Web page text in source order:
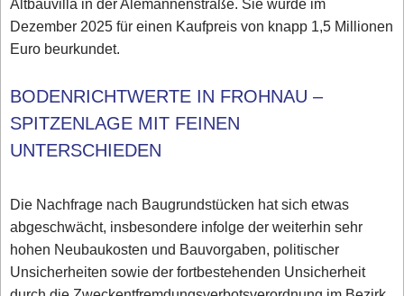
Dezember 2025 für einen Kaufpreis von knapp 1,5 Millionen
Euro beurkundet.
BODENRICHTWERTE IN FROHNAU –
SPITZENLAGE MIT FEINEN
UNTERSCHIEDEN
Die Nachfrage nach Baugrundstücken hat sich etwas
abgeschwächt, insbesondere infolge der weiterhin sehr
hohen Neubaukosten und Bauvorgaben, politischer
Unsicherheiten sowie der fortbestehenden Unsicherheit